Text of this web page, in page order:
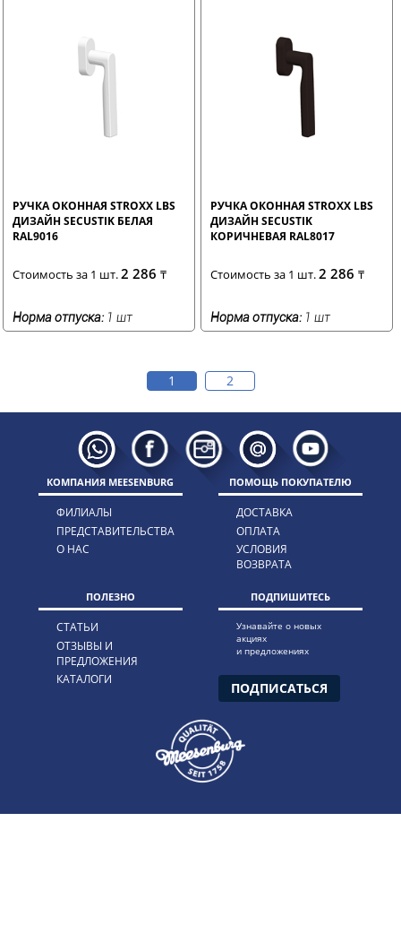
РУЧКА ОКОННАЯ STROXX LBS
ДИЗАЙН SECUSTIK БЕЛАЯ
RAL9016
Стоимость за 1 шт.2 286 ₸
Норма отпуска: 1 шт
РУЧКА ОКОННАЯ STROXX LBS
ДИЗАЙН SECUSTIK
КОРИЧНЕВАЯ RAL8017
Стоимость за 1 шт.2 286₸
Норма отпуска: 1 шт
1 2
КОМПАНИЯ MEESENBURG
ФИЛИАЛЫ
ПРЕДСТАВИТЕЛЬСТВА
О НАС
ПОМОЩЬ ПОКУПАТЕЛЮ
ДОСТАВКА
ОПЛАТА
УСЛОВИЯ
ВОЗВРАТА
ПОЛЕЗНО
СТАТЬИ
ОТЗЫВЫ И
ПРЕДЛОЖЕНИЯ
КАТАЛОГИ
ПОДПИШИТЕСЬ
Узнавайте о новых
акциях
и предложениях
ПОДПИСАТЬСЯ